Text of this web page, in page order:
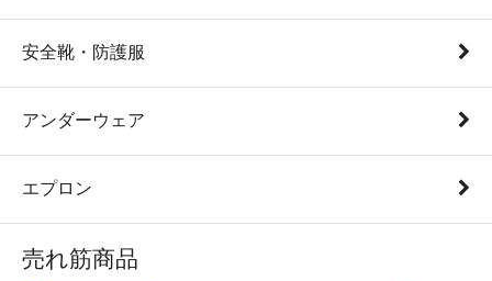
安全靴・防護服
アンダーウェア
エプロン
売れ筋商品